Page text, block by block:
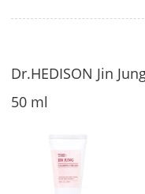
Dr.HEDISON Jin
50 ml